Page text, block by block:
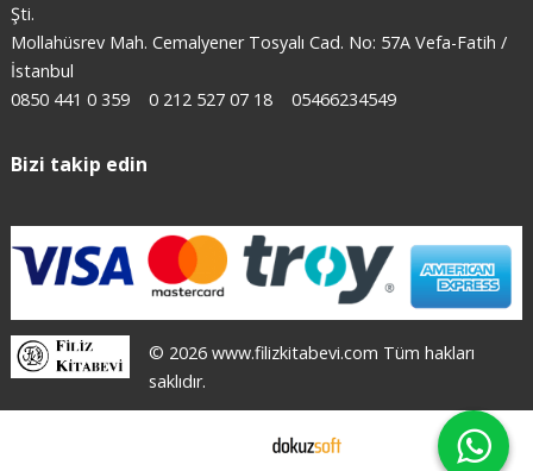
Şti.
Mollahüsrev Mah. Cemalyener Tosyalı Cad. No: 57A Vefa-Fatih /
İstanbul
0850 441 0 359
0 212 527 07 18 05466234549
Bizi takip edin
© 2026 www.filizkitabevi.com Tüm hakları
saklıdır.